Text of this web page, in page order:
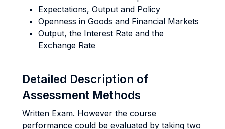
Expectations, Output and Policy
Openness in Goods and Financial Markets
Output, the Interest Rate and the
Exchange Rate
Detailed Description of
Assessment Methods
Written Exam. However the course
performance could be evaluated by taking two